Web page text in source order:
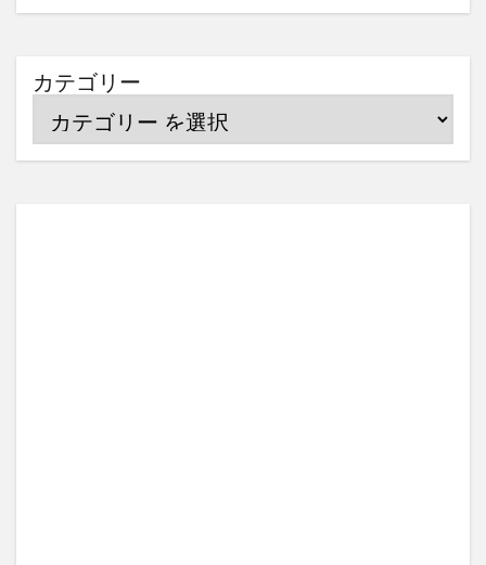
カテゴリー